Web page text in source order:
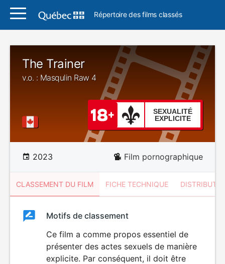
Répertoire des films classés
The Trainer
v.o. : Masqulin Raw 4
SEXUALITÉ
EXPLICITE
2023 Film pornographique
CLASSEMENT DU FILM FICHE TECHNIQUE
ClassementClassement
SEXUALITÉ
EXPLICITE
Motifs de classement
Ce film a comme propos essentiel de
présenter des actes sexuels de manière
explicite. Par conséquent, il doit être